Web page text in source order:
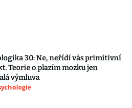
30: Ne, neřídí vás primitivní
Teorie o plazím mozku jen
výmluva